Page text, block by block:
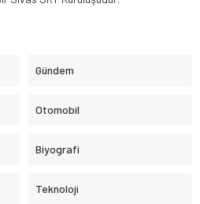
Gündem
Otomobil
Biyografi
Teknoloji